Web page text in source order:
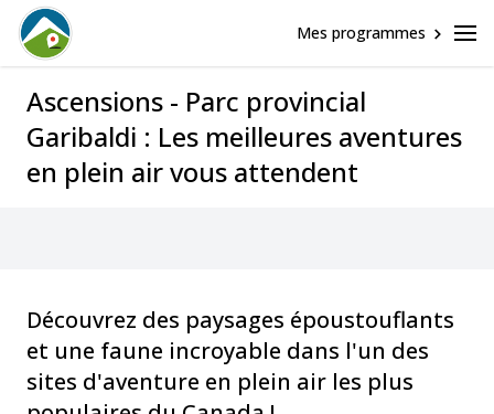
Mes programmes
Ascensions - Parc provincial
Garibaldi : Les meilleures aventures
en plein air vous attendent
Découvrez des paysages époustouflants
et une faune incroyable dans l'un des
sites d'aventure en plein air les plus